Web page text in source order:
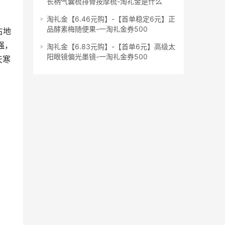
地
寒
淘礼金【6.46元购】-【首单稳定6元】正
品酵素梅随便果-一淘礼金券500
淘礼金【6.83元购】-【首单6元】高级太
阳眼镜偏光墨镜-一淘礼金券500